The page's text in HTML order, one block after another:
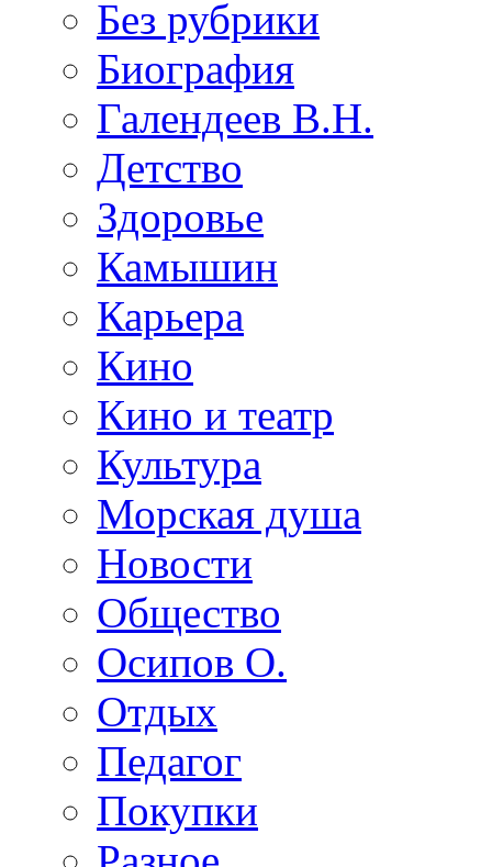
Без рубрики
Биография
Галендеев В.Н.
Детство
Здоровье
Камышин
Карьера
Кино
Кино и театр
Культура
Морская душа
Новости
Общество
Осипов О.
Отдых
Педагог
Покупки